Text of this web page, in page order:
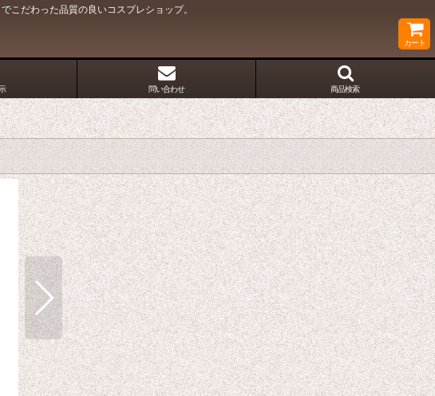
こだわった品質の良いコスプレショップ。
カート
問い合わせ 商品検索